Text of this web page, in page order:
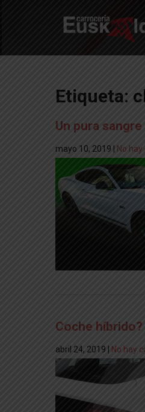
Etiqueta:
Un pura
mayo 10, 2019 No
Coche
abril 24, 2019 No hay